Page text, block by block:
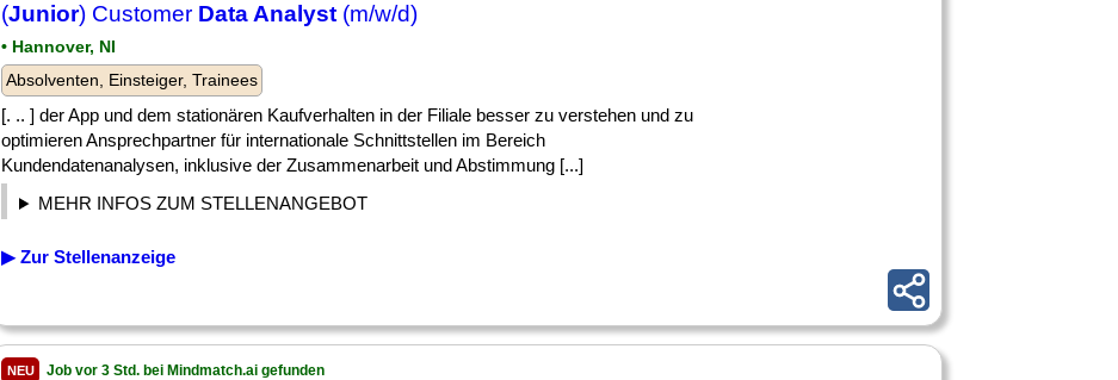
(Junior) Customer Data Analyst (m/w/d)
• Hannover, NI
Absolventen, Einsteiger, Trainees
[. .. ] der App und dem stationären Kaufverhalten in der Filiale besser zu verstehen und zu
optimieren Ansprechpartner für internationale Schnittstellen im Bereich
Kundendatenanalysen, inklusive der Zusammenarbeit und Abstimmung [...]
MEHR INFOS ZUM STELLENANGEBOT
▶ Zur Stellenanzeige
NEU Job vor 3 Std. bei Mindmatch.ai gefunden